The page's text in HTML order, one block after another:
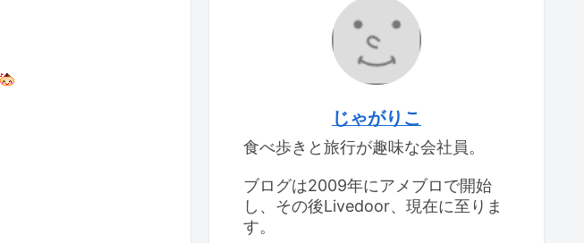
じゃがりこ
食べ歩きと旅行が趣味な会社員。
ブログは2009年にアメブロで開始
し、その後Livedoor、現在に至りま
す。